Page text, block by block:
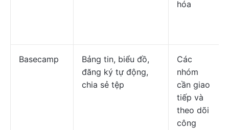
hóa
Basecamp
Bảng tin, biểu đồ,
đăng ký tự động,
chia sẻ tệp
Các
nhóm
cần giao
tiếp và
theo dõi
công